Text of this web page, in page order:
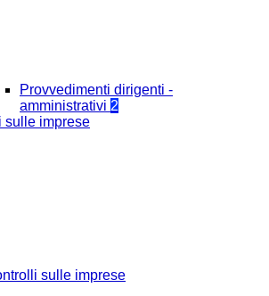
Provvedimenti dirigenti -
amministrativi 2
sulle imprese
sulle imprese